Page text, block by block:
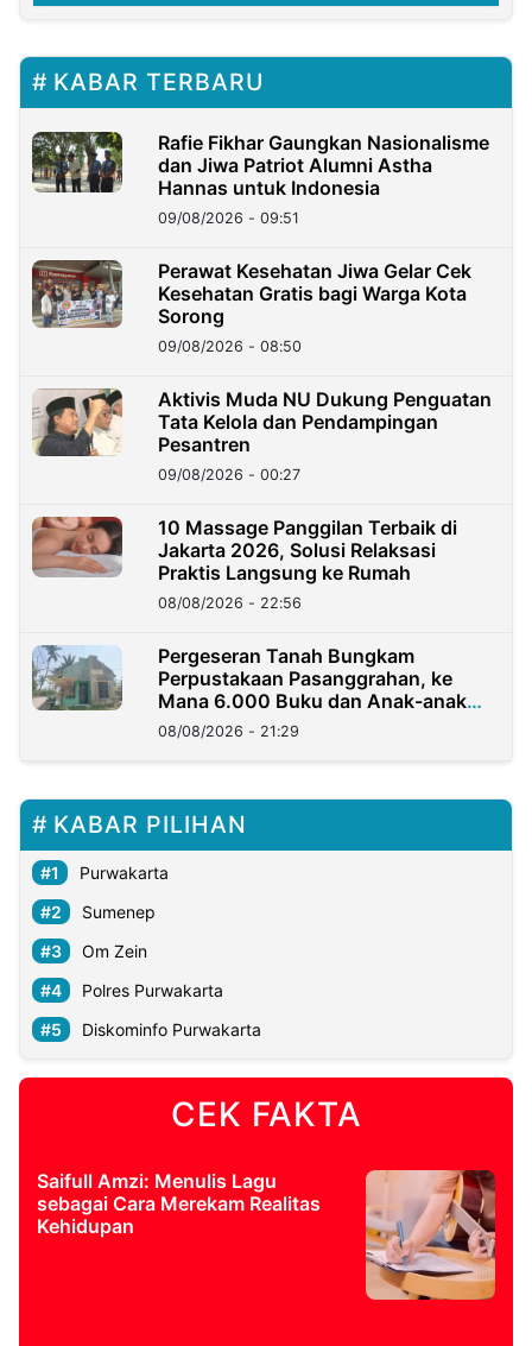
KABAR TERBARU
Rafie Fikhar Gaungkan Nasionalisme
dan Jiwa Patriot Alumni Astha
Hannas untuk Indonesia
09/08/2026 - 09:51
Perawat Kesehatan Jiwa Gelar Cek
Kesehatan Gratis bagi Warga Kota
Sorong
09/08/2026 - 08:50
Aktivis Muda NU Dukung Penguatan
Tata Kelola dan Pendampingan
Pesantren
09/08/2026 - 00:27
10 Massage Panggilan Terbaik di
Jakarta 2026, Solusi Relaksasi
Praktis Langsung ke Rumah
08/08/2026 - 22:56
Pergeseran Tanah Bungkam
Perpustakaan Pasanggrahan, ke
Mana 6.000 Buku dan Anak-anak
Kini?
08/08/2026 - 21:29
KABAR PILIHAN
Purwakarta
Sumenep
Om Zein
Polres Purwakarta
Diskominfo Purwakarta
CEK FAKTA
Saifull Amzi: Menulis Lagu
sebagai Cara Merekam Realitas
Kehidupan